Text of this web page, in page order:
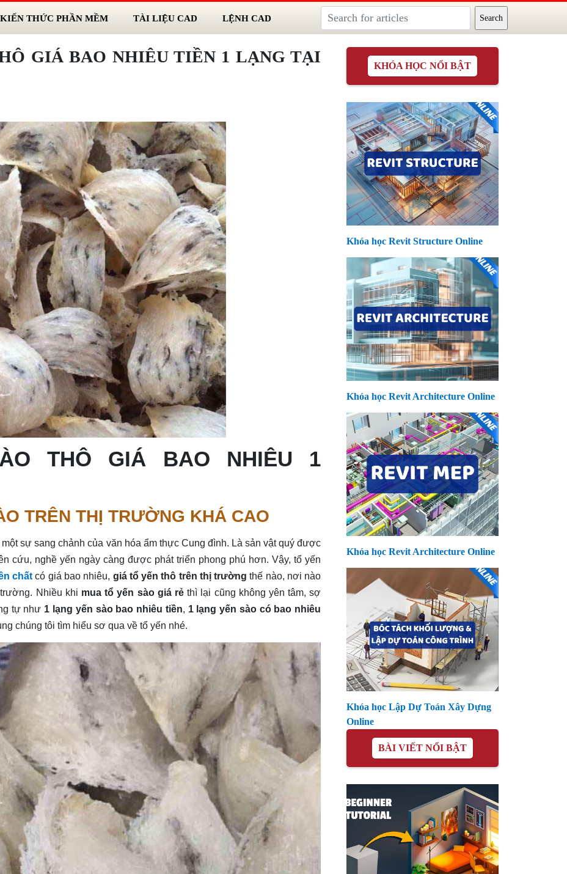
KIẾN THỨC PHẦN MỀM TÀI LIỆU CAD LỆNH CAD
GIÁ BAO NHIÊU TIỀN 1 LẠNG TẠI
THÔ GIÁ BAO NHIÊU 1
TRÊN THỊ TRƯỜNG KHÁ CAO
sự sang chảnh của văn hóa ẩm thực Cung đình. Là sản vật quý được
cứu, nghề yến ngày càng được phát triển phong phú hơn. Vậy, tổ yến
chấtcó giá bao nhiêu, giá tổ yến thô trên thị trường thế nào, nơi nào
Nhiều khi mua tổ yến sào giá rẻthì lại cũng không yên tâm, sợ
tự như 1 lạng yến sào bao nhiêu tiền, 1 lạng yến sào có bao nhiêu
chúng tôi tìm hiểu sơ qua về tổ yến nhé.
KHÓA HỌC NỔI BẬT
Khóa học Revit Structure Online
Khóa học Revit Architecture Online
Khóa học Revit Architecture Online
Khóa học Lập Dự Toán Xây Dựng
Online
BÀI VIẾT NỔI BẬT